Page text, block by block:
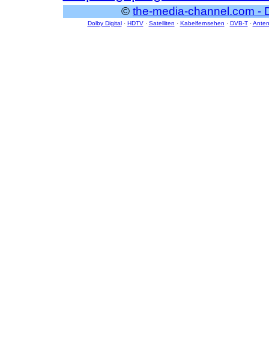
© the-media-channel.com -
Dolby Digital· HDTV· Satelliten · Kabelfernsehen · DVB-T·